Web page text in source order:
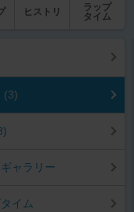
ヒストリ
ラップ
タイム
(3)
ャラリー
イム